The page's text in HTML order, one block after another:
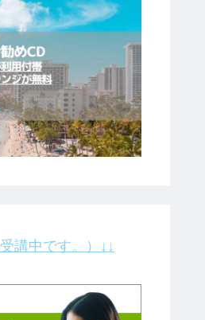
講中です。）↓↓